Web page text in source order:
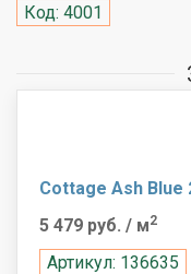
Код: 4001
Cottage Ash Blue
5 479 руб. / м2
Артикул: 136635